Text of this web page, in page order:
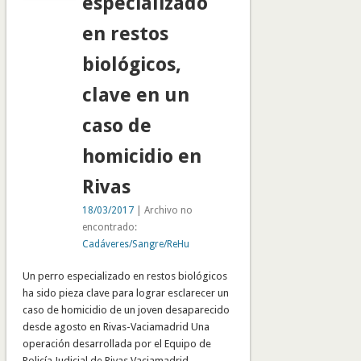
en restos
biológicos,
clave en un
caso de
homicidio en
Rivas
18/03/2017| Archivo no
encontrado:
Cadáveres/Sangre/ReHu
Un perro especializado en restos biológicos
ha sido pieza clave para lograr esclarecer un
caso de homicidio de un joven desaparecido
desde agosto en Rivas-Vaciamadrid Una
operación desarrollada por el Equipo de